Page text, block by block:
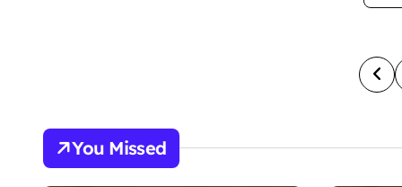
P
s
You Missed